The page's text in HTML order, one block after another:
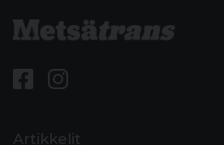
Artikkelit